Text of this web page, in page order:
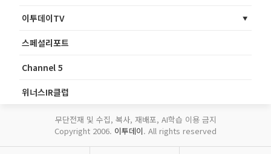
이투데이TV
스페셜리포트
Channel 5
위너스IR클럽
무단전재 및 수집, 복사, 재배포, AI학습 이용 금지
Copyright 2006. 이투데이. All rights reserved